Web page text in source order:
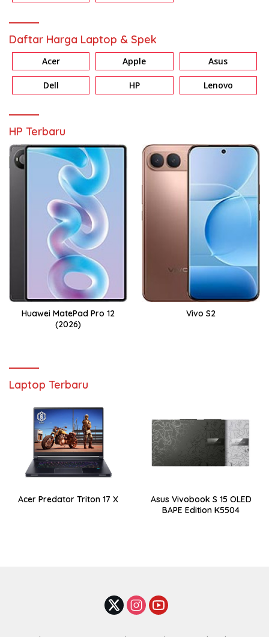
Daftar Harga Laptop & Spek
Acer Apple Asus
Dell HP Lenovo
HP Terbaru
Huawei MatePad Pro 12
(2026)
Vivo S2
Laptop Terbaru
Acer Predator Triton 17 X
Asus Vivobook S 15 OLED
BAPE Edition K5504